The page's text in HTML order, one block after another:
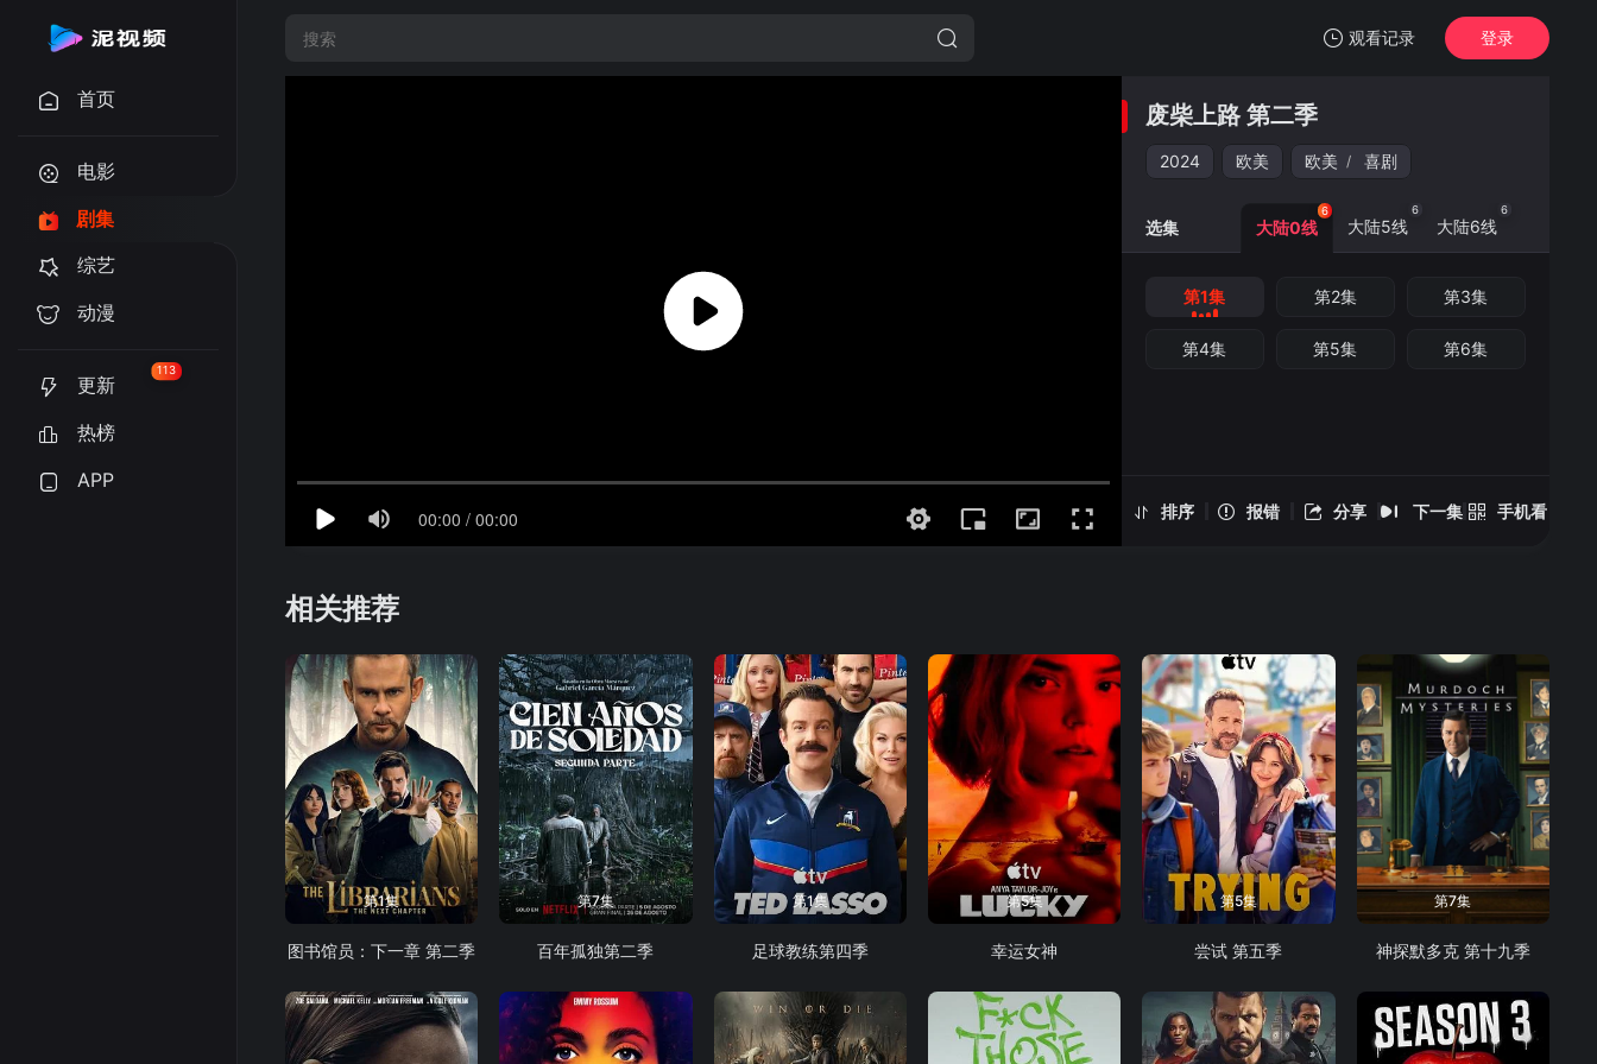
观看记录
我的观影记录
第1集
废柴上路 第二季
登录
首页
电影
剧集
综艺
动漫
更新
113
热榜
APP
废柴上路 第二季
2024 欧美 欧美 / 喜剧
排序 报错 分享 下一集 手机看
废柴上路 第二季 -第1集
手机扫一扫继续看
选集 大陆0线
6
大陆5线
6
大陆6线
6
第1集 第2集 第3集
第4集 第5集 第6集
相关推荐
第1集
图书馆员：下一章 第二季
第7集
百年孤独第二季
第1集
足球教练第四季
第5集
幸运女神
第5集
尝试 第五季
第7集
神探默多克 第十九季